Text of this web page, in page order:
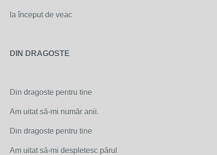
la început de veac
DIN DRAGOSTE
Din dragoste pentru tine
Am uitat să-mi număr anii.
Din dragoste pentru tine
Am uitat să-mi despletesc părul